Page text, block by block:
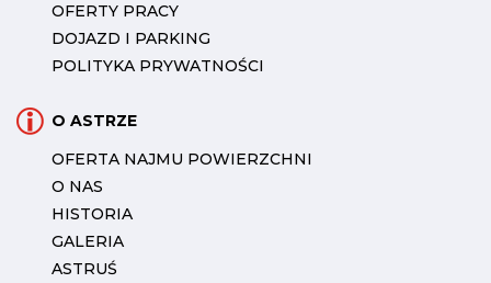
OFERTY PRACY
DOJAZD I PARKING
POLITYKA PRYWATNOŚCI
O ASTRZE
OFERTA NAJMU POWIERZCHNI
O NAS
HISTORIA
GALERIA
ASTRUŚ